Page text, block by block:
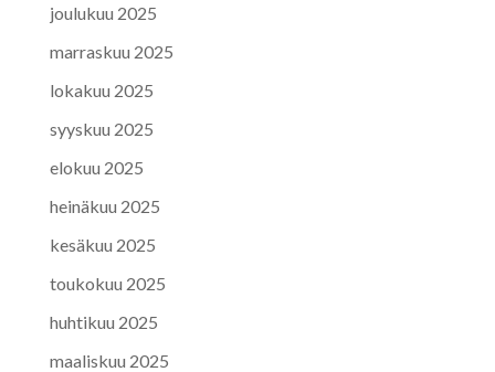
joulukuu 2025
marraskuu 2025
lokakuu 2025
syyskuu 2025
elokuu 2025
heinäkuu 2025
kesäkuu 2025
toukokuu 2025
huhtikuu 2025
maaliskuu 2025